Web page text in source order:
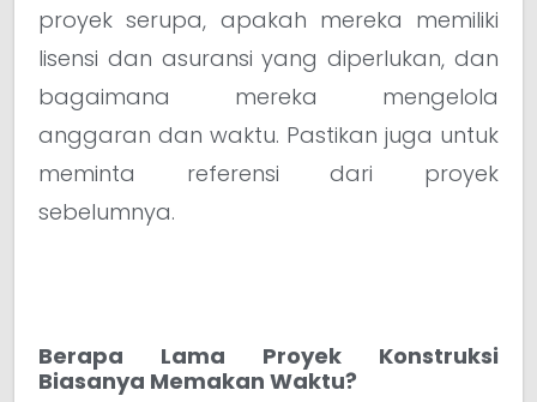
proyek serupa, apakah mereka memiliki
lisensi dan asuransi yang diperlukan, dan
bagaimana mereka mengelola
anggaran dan waktu. Pastikan juga untuk
meminta referensi dari proyek
sebelumnya.
Berapa Lama Proyek Konstruksi
Biasanya Memakan Waktu?